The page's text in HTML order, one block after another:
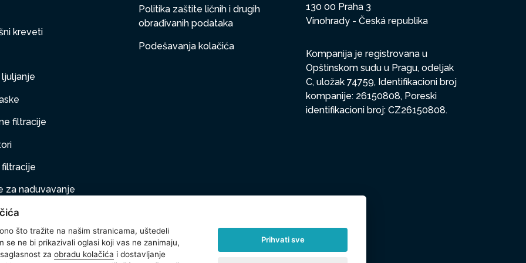
kreveti
filtracije
filtracije
za naduvavanje
na naduvavanje
oprema
Politika zaštite ličnih i drugih
obrađivanih podataka
Podešavanja kolačića
130 00 Praha 3
Vinohrady - Česká republika
Kompanija je registrovana u
Opštinskom sudu u Pragu, odeljak
C, uložak 74759, Identifikacioni broj
kompanije: 26150808, Poreski
identifikacioni broj: CZ26150808.
što tražite na našim stranicama, uštedeli
se ne bi prikazivali oglasi koji vas ne zanimaju,
za obradu kolačića i dostavljanje
Prihvati sve